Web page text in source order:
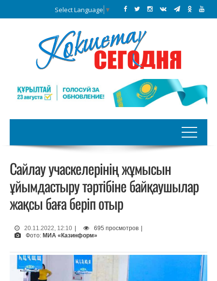
Select Language ▼
Сайлау учаскелерінің жұмысын
ұйымдастыру тәртібіне байқаушылар
жақсы баға беріп отыр
20.11.2022, 12:10 695 просмотров
Фото: МИА «Казинформ»